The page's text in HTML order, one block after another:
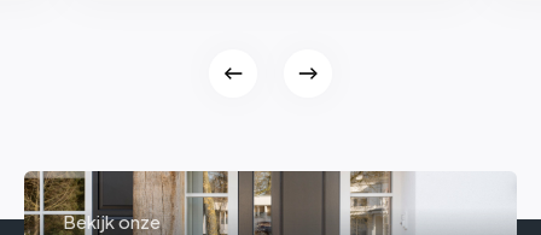
Bekijk onze